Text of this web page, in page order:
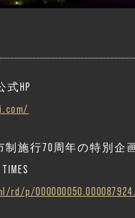
式HP
制施行70周年の特別
p/